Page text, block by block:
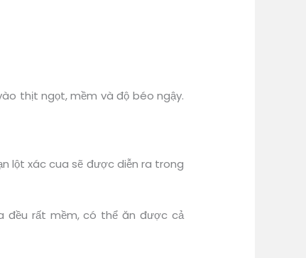
thịt ngọt, mềm và độ béo ngậy.
lột xác cua sẽ được diễn ra trong
đều rất mềm, có thể ăn được cả